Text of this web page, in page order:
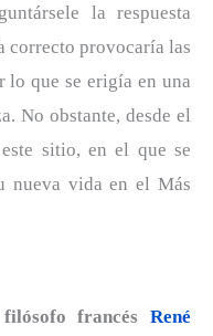
la respuesta
correcto provocaría las
lo que se erigía en una
No obstante, desde el
sitio, en el que se
nueva vida en el Más
francésRené